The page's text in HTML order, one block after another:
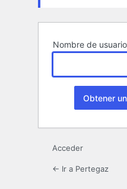
Nombre de
Acceder
← Ir a Pertegaz